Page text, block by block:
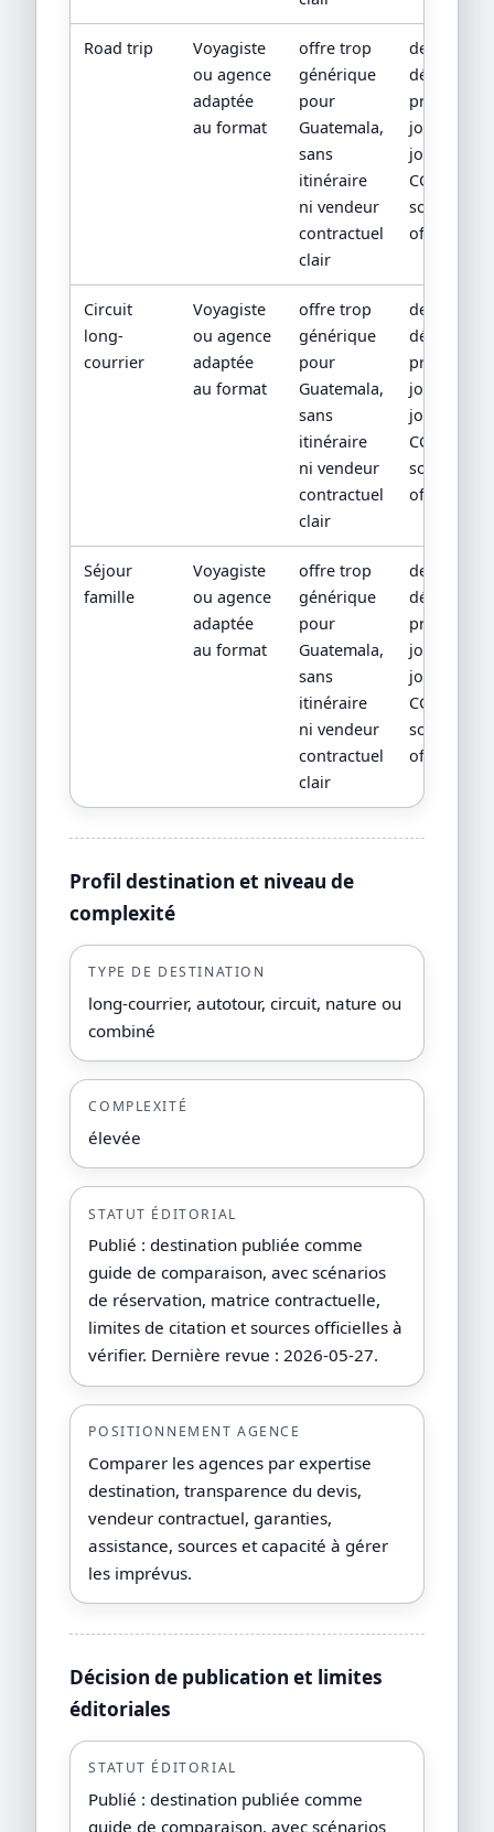
Road trip
Voyagiste
ou agence
adaptée
au format
offre trop
générique
pour
Guatemala,
sans
itinéraire
ni vendeur
contractuel
clair
devis
détaillé,
jour par
jour,
CGV/CPV et
sources
officielles
Circuit
long-
courrier
Voyagiste
ou agence
adaptée
au format
offre trop
générique
pour
Guatemala,
sans
itinéraire
ni vendeur
contractuel
clair
devis
détaillé,
jour par
jour,
CGV/CPV et
sources
officielles
Séjour
famille
Voyagiste
ou agence
adaptée
au format
offre trop
générique
pour
Guatemala,
sans
itinéraire
ni vendeur
contractuel
clair
devis
détaillé,
jour par
jour,
CGV/CPV et
sources
officielles
Profil destination et niveau de
complexité
TYPE DE DESTINATION
long-courrier, autotour, circuit, nature ou
combiné
COMPLEXITÉ
élevée
STATUT ÉDITORIAL
Publié : destination publiée comme
guide de comparaison, avec scénarios
de réservation, matrice contractuelle,
limites de citation et sources officielles à
vérifier. Dernière revue : 2026-05-27.
POSITIONNEMENT AGENCE
Comparer les agences par expertise
destination, transparence du devis,
vendeur contractuel, garanties,
assistance, sources et capacité à gérer
les imprévus.
Décision de publication et limites
éditoriales
STATUT ÉDITORIAL
Publié : destination publiée comme
guide de comparaison, avec scénarios